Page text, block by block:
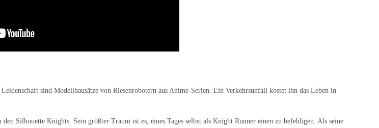
sind Modellbausätze von Riesenrobotern aus Anime-Serien. Ein Verkehrsunfall kostet ihn das Leben in
Silhouette Knights. Sein größter Traum ist es, eines Tages selbst als Knight Runner einen zu befehligen. Als seine